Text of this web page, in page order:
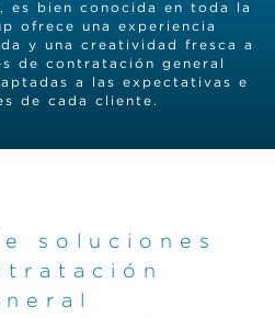
es bien conocida en toda la
ofrece una experiencia
y una creatividad fresca a
de contratación general
a las expectativas e
de cada cliente.
soluciones